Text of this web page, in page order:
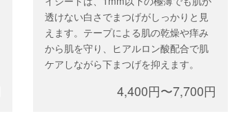
透けない白さでまつげがしっかりと見
えます。テープによる肌の乾燥や痒み
から肌を守り、ヒアルロン酸配合で肌
ケアしながら下まつげを抑えます。
4,400円〜7,700円